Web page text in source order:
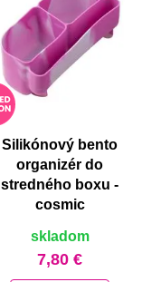
Silikónový bento
organizér do
stredného boxu -
cosmic
skladom
7,80 €